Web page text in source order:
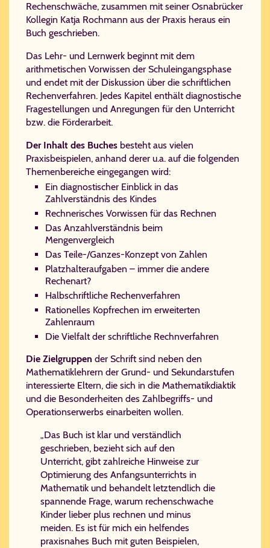
Rechenschwäche, zusammen mit seiner Osnabrücker
Kollegin Katja Rochmann aus der Praxis heraus ein
Buch geschrieben.
Das Lehr- und Lernwerk beginnt mit dem
arithmetischen Vorwissen der Schuleingangsphase
und endet mit der Diskussion über die schriftlichen
Rechenverfahren. Jedes Kapitel enthält diagnostische
Fragestellungen und Anregungen für den Unterricht
bzw. die Förderarbeit.
Der Inhalt des Buches besteht aus vielen
Praxisbeispielen, anhand derer u.a. auf die folgenden
Themenbereiche eingegangen wird:
Ein diagnostischer Einblick in das
Zahlverständnis des Kindes
Rechnerisches Vorwissen für das Rechnen
Das Anzahlverständnis beim
Mengenvergleich
Das Teile-/Ganzes-Konzept von Zahlen
Platzhalteraufgaben – immer die andere
Rechenart?
Halbschriftliche Rechenverfahren
Rationelles Kopfrechen im erweiterten
Zahlenraum
Die Vielfalt der schriftliche Rechnverfahren
Die Zielgruppen der Schrift sind neben den
Mathematiklehrern der Grund- und Sekundarstufen
interessierte Eltern, die sich in die Mathematikdiaktik
und die Besonderheiten des Zahlbegriffs- und
Operationserwerbs einarbeiten wollen.
„Das Buch ist klar und verständlich
geschrieben, bezieht sich auf den
Unterricht, gibt zahlreiche Hinweise zur
Optimierung des Anfangsunterrichts in
Mathematik und behandelt letztendlich die
spannende Frage, warum rechenschwache
Kinder lieber plus rechnen und minus
meiden. Es ist für mich ein helfendes
praxisnahes Buch mit guten Beispielen,